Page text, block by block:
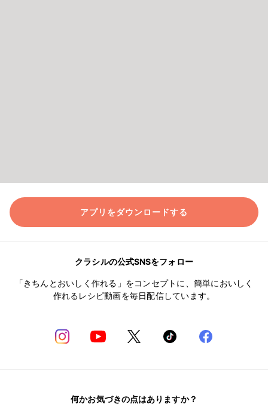
アプリをダウンロードする
クラシルの公式SNSをフォロー
「きちんとおいしく作れる」をコンセプトに、簡単においしく
作れるレシピ動画を毎日配信しています。
何かお気づきの点はありますか？